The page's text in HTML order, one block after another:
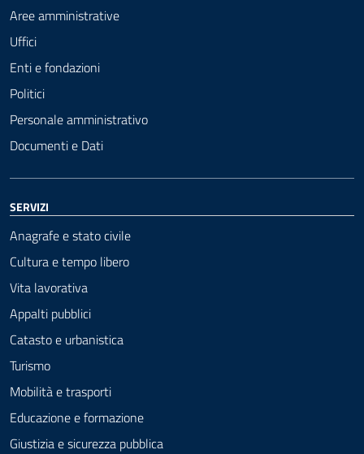
Aree amministrative
Uffici
Enti e fondazioni
Politici
Personale amministrativo
Documenti e Dati
SERVIZI
Anagrafe e stato civile
Cultura e tempo libero
Vita lavorativa
Appalti pubblici
Catasto e urbanistica
Turismo
Mobilità e trasporti
Educazione e formazione
Giustizia e sicurezza pubblica